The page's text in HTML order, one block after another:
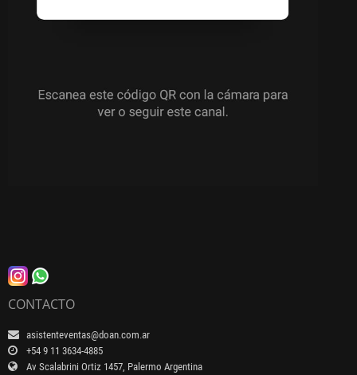
CONTACTO
asistenteventas@doan.com.ar
+54 9 11 3634-4885
Av Scalabrini Ortiz 1457, Palermo Argentina